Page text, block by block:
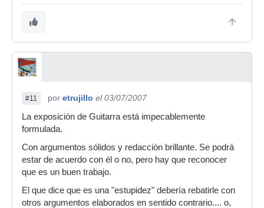
#11 por etrujillo el 03/07/2007
La exposición de Guitarra está impecablemente
formulada.
Con argumentos sólidos y redacción brillante. Se podrá
estar de acuerdo con él o no, pero hay que reconocer
que es un buen trabajo.
El que dice que es una "estupidez" debería rebatirle con
otros argumentos elaborados en sentido contrario.... o,